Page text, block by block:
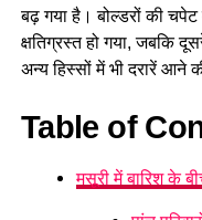
नैनीताल हाईकोर्ट
देने का फैसला।
राज्य क्रीड़ा
जल जीवन मिशन में
कुष्ठ रोग से पीड़ित
बढ़ गया है। बोल्डरों की
क्षतिग्रस्त हो गया, जबकि
अन्य हिस्सों में भी दरारें आने
Table of
मसूरी में बारिश के